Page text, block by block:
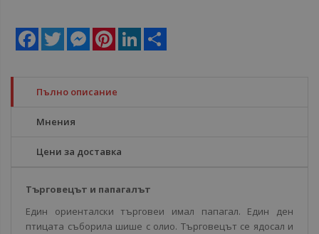
Facebook
Twitter MessengerPinterestLinkedIn
Пълно описание
Мнения
Цени за доставка
Търговецът и папагалът
Един ориенталски търговеи имал папагал. Един ден
птицата съборила шише с олио. Търговецът се ядосал и